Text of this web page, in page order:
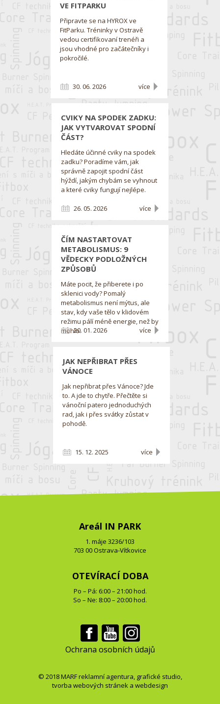
VE FITPARKU
Připravte se na HYROX ve
FitParku. Tréninky v Ostravě
vedou certifikovaní trenéři a
jsou vhodné pro začátečníky i
pokročilé.
30. 06. 2026 více
CVIKY NA SPODEK ZADKU:
JAK VYTVAROVAT SPODNÍ
ČÁST?
Hledáte účinné cviky na spodek
zadku? Poradíme vám, jak
správně zapojit spodní část
hýždí, jakým chybám se vyhnout
a které cviky fungují nejlépe.
26. 05. 2026 více
ČÍM NASTARTOVAT
METABOLISMUS: 9
VĚDECKY PODLOŽNÝCH
ZPŮSOBŮ
Máte pocit, že přiberete i po
sklenici vody? Pomalý
metabolismus není mýtus, ale
stav, kdy vaše tělo v klidovém
režimu pálí méně energie, než by
mohlo.20. 01. 2026 více
JAK NEPŘIBRAT PŘES
VÁNOCE
Jak nepřibrat přes Vánoce? Jde
to. A jde to chytře. Přečtěte si
vánoční patero jednoduchých
rad, jak i přes svátky zůstat v
pohodě.
15. 12. 2025 více
Areál IN PARK
1. máje 3236/103
703 00 Ostrava-Vítkovice
OTEVÍRACÍ DOBA
Po – Pá: 6:00 – 21:00 hod.
So – Ne: 8:00 – 20:00 hod.
Ochrana osobních údajů
© 2018MARFreklamní agentura, grafické studio,
tvorba webových stránek a webdesign